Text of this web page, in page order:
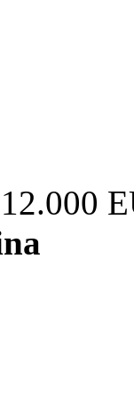
12.000